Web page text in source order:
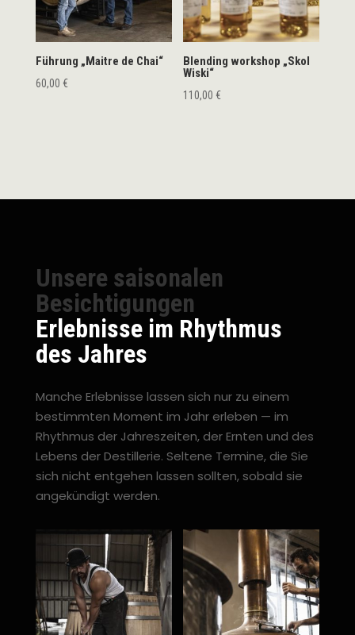
Führung „Maitre de Chai“
60,00 €
Blending workshop „Skol
Wiski“
110,00 €
Unsere saisonalen
Besichtigungen
Erlebnisse im Rhythmus
des Jahres
Manche Erlebnisse lassen sich nur zu einem
bestimmten Moment im Jahr erleben — im
Rhythmus der Jahreszeiten, der Ernten und des
Lebens der Destillerie. Seltene Termine, die Sie
sich nicht entgehen lassen sollten, sobald sie
angekündigt werden.